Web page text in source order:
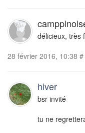
délicieux, très
28 février 2016, 10:38 #
hiver
bsr invité
tu ne